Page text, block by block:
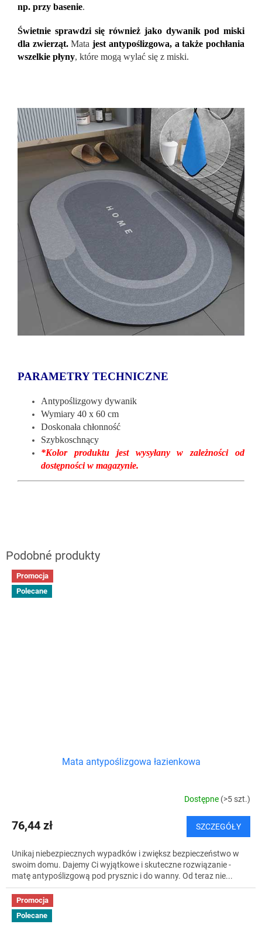
np. przy basenie.
Świetnie sprawdzi się również jako dywanik pod miski
dla zwierząt. Matajest antypoślizgowa, a także pochłania
wszelkie płyny, które mogą wylać się z miski.
PARAMETRY TECHNICZNE
Antypoślizgowy dywanik
Wymiary 40 x 60 cm
Doskonała chłonność
Szybkoschnący
*Kolor produktu jest wysyłany w zależności od
dostępności w magazynie.
Promocja
Polecane
Mata antypoślizgowa łazienkowa
Dostępne (>5 szt.)
76,44 zł SZCZEGÓŁY
Unikaj niebezpiecznych wypadków i zwiększ bezpieczeństwo w
swoim domu. Dajemy Ci wyjątkowe i skuteczne rozwiązanie -
matę antypoślizgową pod prysznic i do wanny. Od teraz nie...
Promocja
Polecane